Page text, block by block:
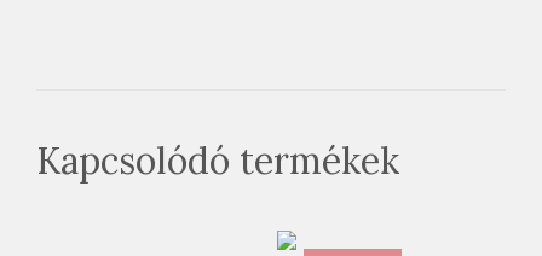
Kapcsolódó termékek